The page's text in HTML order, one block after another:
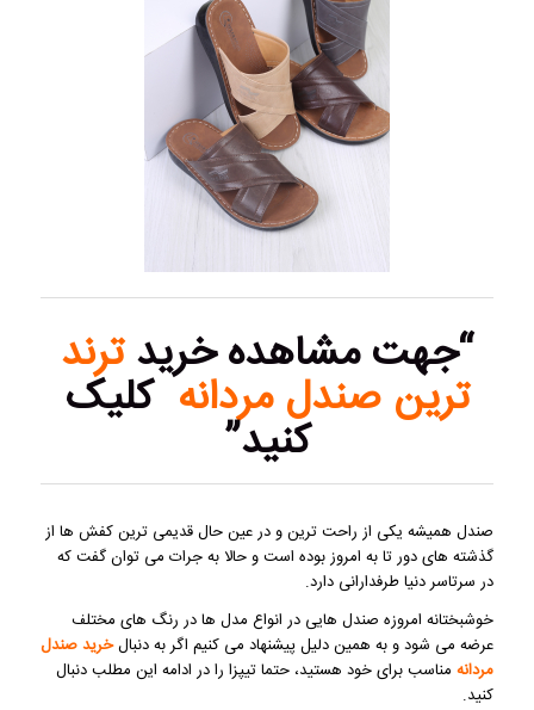
“جهت مشاهده خریدترند
ترین صندل مردانه کلیک
کنید”
صندل همیشه یکی از راحت ترین و در عین حال قدیمی ترین کفش ها از
گذشته های دور تا به امروز بوده است و حالا به جرات می توان گفت که
در سرتاسر دنیا طرفدارانی دارد.
خوشبختانه امروزه صندل هایی در انواع مدل ها در رنگ های مختلف
عرضه می شود و به همین دلیل پیشنهاد می کنیم اگر به دنبالخرید صندل
مردانه مناسب برای خود هستید، حتما تیپزا را در ادامه این مطلب دنبال
کنید.